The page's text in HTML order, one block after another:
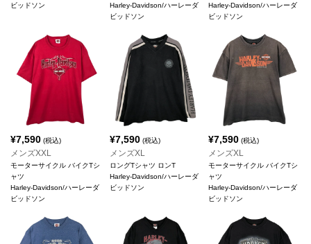
ビッドソン
Harley-Davidson/ハーレーダ
ビッドソン
Harley-Davidson/ハーレーダ
ビッドソン
¥7,590 (税込)
メンズXXL
モーターサイクル バイクTシ
ャツ
Harley-Davidson/ハーレーダ
ビッドソン
¥7,590(税込)
メンズXL
ロングTシャツ ロンT
Harley-Davidson/ハーレーダ
ビッドソン
¥7,590 (税込)
メンズXL
モーターサイクル バイクTシ
ャツ
Harley-Davidson/ハーレーダ
ビッドソン